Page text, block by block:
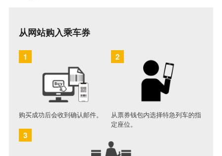
从网站购入乘车券
1
购买成功后会收到确认邮件。
2
从票券钱包内选择特急列车的指
定座位。
3